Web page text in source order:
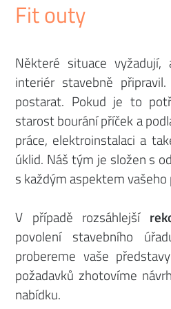
Fit outy
Některé situace
interiér stavebně
postarat. Pokud je to
starost bourání příček a
práce, elektroinstalaci a
úklid. Náš tým je složen s
s každým aspektem
V případě rozsáhlejší
povolení stavebního
probereme vaše
požadavků zhotovíme
nabídku.